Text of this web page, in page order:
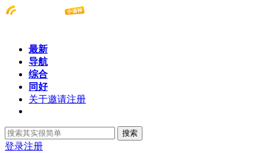
最新
导航
综合
同好
关于邀请注册
搜索
登录注册